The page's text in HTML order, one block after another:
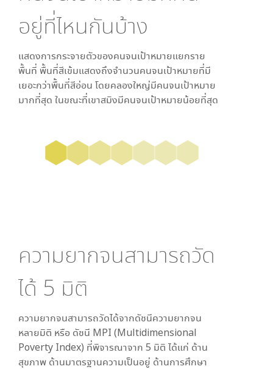
อยู่ที่ไหนกันบ้าง
แสดงการกระจายตัวของคนจนเป้าหมายแยกราย
พื้นที่ พื้นที่สีเข้มแสดงถึงจำนวนคนจนเป้าหมายที่มี
เยอะกว่าพื้นที่สีอ่อน โดยคลองใหญ่มีคนจนเป้าหมาย
มากที่สุด ในขณะที่เขาสมิงมีคนจนเป้าหมายน้อยที่สุด
ความยากจนสามารถวัด
ได้ 5 มิติ
ความยากจนสามารถวัดได้จากดัชนีความยากจน
หลายมิติ หรือ ดัชนี MPI (Multidimensional
Poverty Index) ที่พิจารณาจาก 5 มิติ ได้แก่ ด้าน
สุขภาพ ด้านมาตรฐานความเป็นอยู่ ด้านการศึกษา